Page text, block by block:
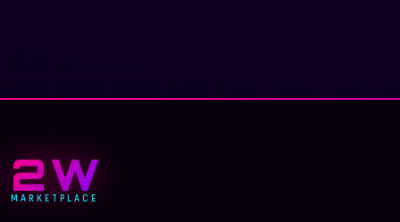
2W
MARKETPLACE